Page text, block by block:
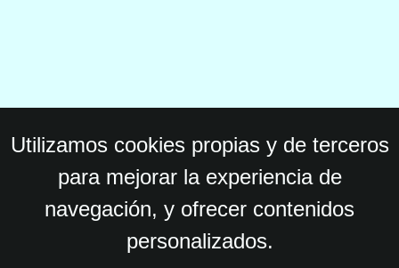
Utilizamos cookies propias y de terceros
para mejorar la experiencia de
navegación, y ofrecer contenidos
personalizados.